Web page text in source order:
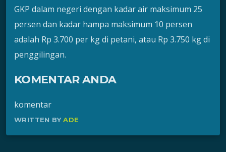
GKP dalam negeri dengan kadar air maksimum 25
persen dan kadar hampa maksimum 10 persen
adalah Rp 3.700 per kg di petani, atau Rp 3.750 kg di
penggilingan.
KOMENTAR ANDA
komentar
WRITTEN BYADE